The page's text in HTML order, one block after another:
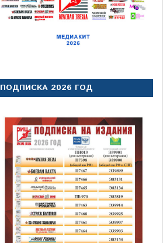
ПОДПИСКА 2026 ГОД